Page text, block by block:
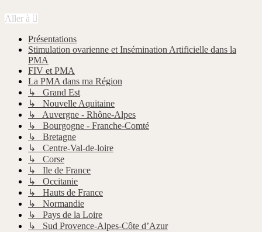
Aller à
Présentations
Stimulation ovarienne et Insémination Artificielle dans la
PMA
FIV et PMA
La PMA dans ma Région
↳ Grand Est
↳ Nouvelle Aquitaine
↳ Auvergne - Rhône-Alpes
↳ Bourgogne - Franche-Comté
↳ Bretagne
↳ Centre-Val-de-loire
↳ Corse
↳ Ile de France
↳ Occitanie
↳ Hauts de France
↳ Normandie
↳ Pays de la Loire
↳ Sud Provence-Alpes-Côte d’Azur